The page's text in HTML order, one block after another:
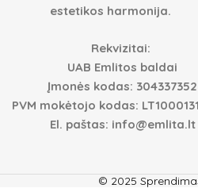
estetikos harmonija.
Rekvizitai:
UAB Emlitos baldai
Įmonės kodas: 304337352
PVM mokėtojo kodas:
El. paštas: info@emlita.lt
© 2025